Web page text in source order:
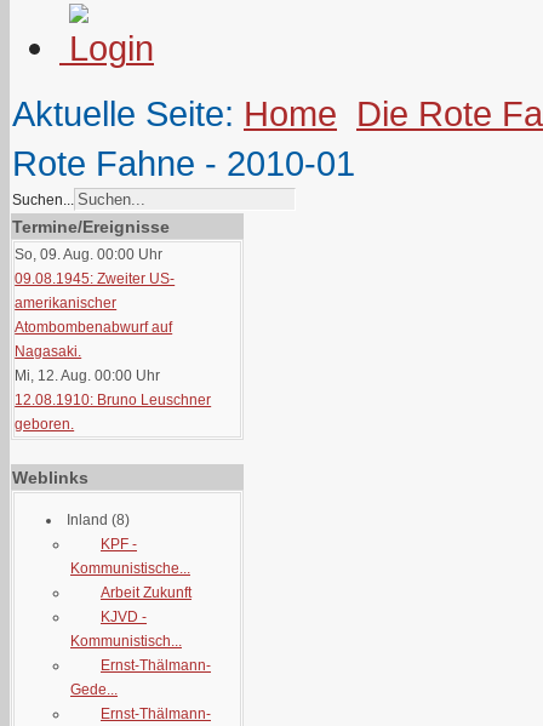
Aktuelle Seite: Home Die Rote
Rote Fahne - 2010-01
Suchen...
Termine/Ereignisse
So, 09. Aug. 00:00 Uhr
09.08.1945: Zweiter US-
amerikanischer
Atombombenabwurf auf
Nagasaki.
Mi, 12. Aug. 00:00 Uhr
12.08.1910: Bruno Leuschner
geboren.
Weblinks
Inland (8)
KPF -
Kommunistische...
Arbeit Zukunft
KJVD -
Kommunistisch...
Ernst-Thälmann-
Gede...
Ernst-Thälmann-